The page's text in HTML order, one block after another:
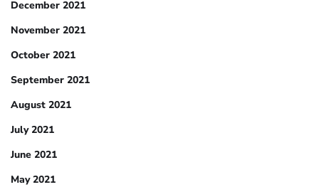
December 2021
November 2021
October 2021
September 2021
August 2021
July 2021
June 2021
May 2021